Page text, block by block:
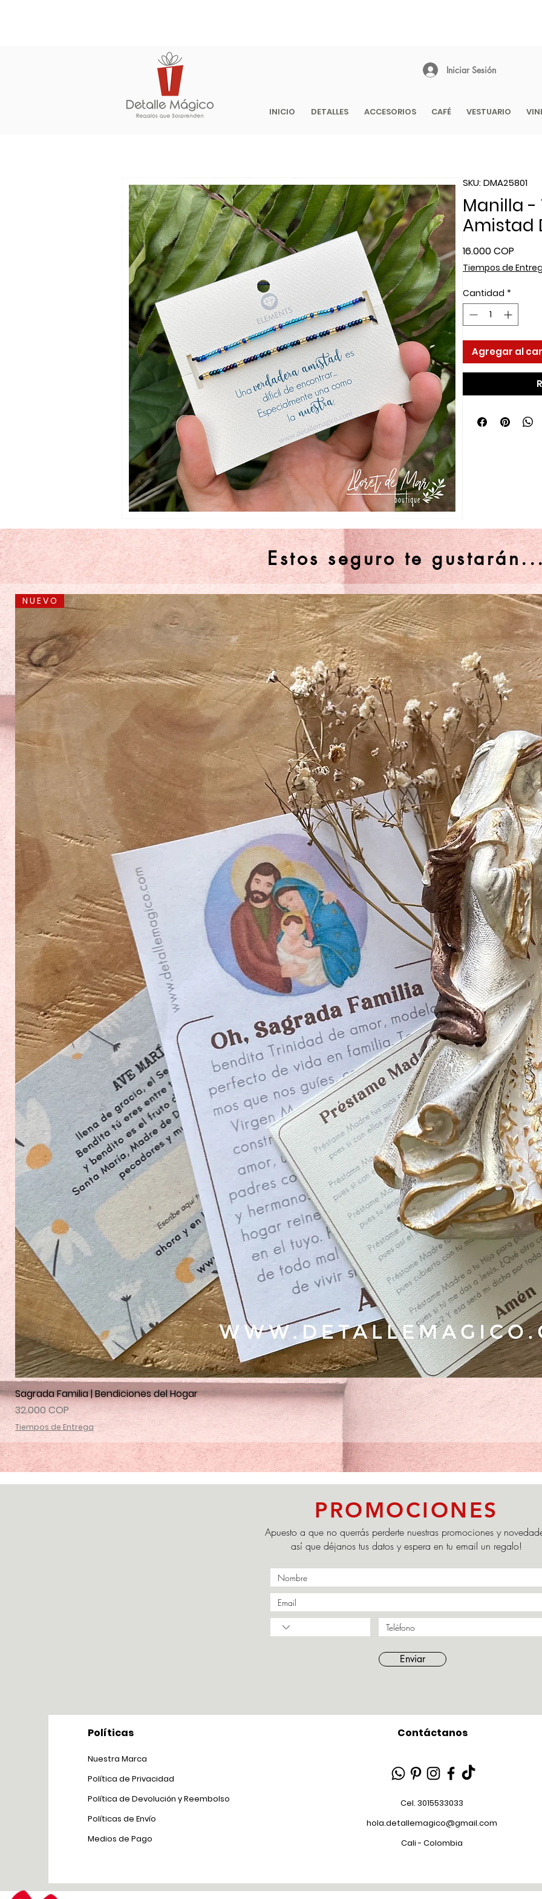
SKU: DMA25801
Manilla -
Amistad
16.000 COP
Tiempos de
Cantidad *
Agregar al
Estos seguro te
Vista rápida
N U E V O
Sagrada Familia | Bendiciones del Hogar
Precio
32.000 COP
Tiempos de Entrega
Iniciar Sesión
INICIO DETALLES ACCESORIOS CAFÉ VESTUARIO
Apuesto a que no querrás perderte nuestras promociones y
así que déjanos tus datos y espera en tu email un regalo!
PROMOCIONES
Enviar
Políticas
Nuestra Marca
Política de Privacidad
Política de Devolución y Reembolso
Políticas de Envío
Medios de Pago
Contáctanos
Cel. 3015533033
hola.detallemagico@gmail.com
Cali - Colombia